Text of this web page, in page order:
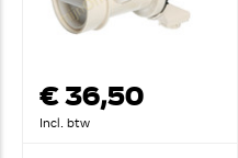
€ 36,50
Incl. btw